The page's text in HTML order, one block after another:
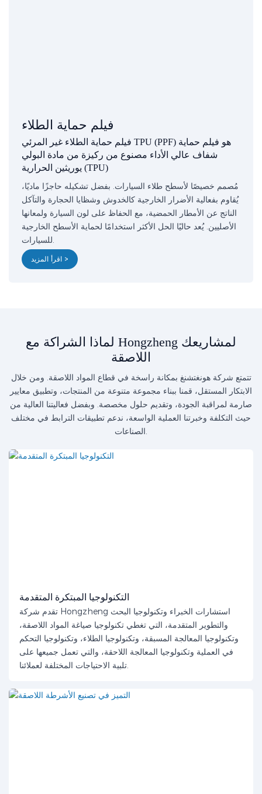
فيلم حماية الطلاء
فيلم حماية الطلاء غير المرئي TPU (PPF) هو فيلم حماية
شفاف عالي الأداء مصنوع من ركيزة من مادة البولي
يوريثين الحرارية (TPU)
مُصمم خصيصًا لأسطح طلاء السيارات. بفضل تشكيله حاجزًا ماديًا،
يُقاوم بفعالية الأضرار الخارجية كالخدوش وشظايا الحجارة والتآكل
الناتج عن الأمطار الحمضية، مع الحفاظ على لون السيارة ولمعانها
الأصليين. يُعد حاليًا الحل الأكثر استخدامًا لحماية الأسطح الخارجية
للسيارات.
اقرأ المزيد >
لماذا الشراكة مع Hongzheng لمشاريعك
اللاصقة
تتمتع شركة هونغتشنغ بمكانة راسخة في قطاع المواد اللاصقة. ومن خلال
الابتكار المستقل، قمنا ببناء مجموعة متنوعة من المنتجات، وتطبيق معايير
صارمة لمراقبة الجودة، وتقديم حلول مخصصة. وبفضل فعاليتنا العالية من
حيث التكلفة وخبرتنا العملية الواسعة، ندعم تطبيقات الترابط في مختلف
الصناعات.
التكنولوجيا المبتكرة المتقدمة
تقدم شركة Hongzheng استشارات الخبراء وتكنولوجيا البحث
والتطوير المتقدمة، التي تغطي تكنولوجيا صياغة المواد اللاصقة،
وتكنولوجيا المعالجة المسبقة، وتكنولوجيا الطلاء، وتكنولوجيا التحكم
في العملية وتكنولوجيا المعالجة اللاحقة، والتي تعمل جميعها على
تلبية الاحتياجات المختلفة لعملائنا.